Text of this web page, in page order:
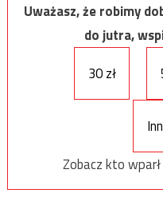
Uważasz, że robimy
do jutra,
30 zł
Zobacz kto